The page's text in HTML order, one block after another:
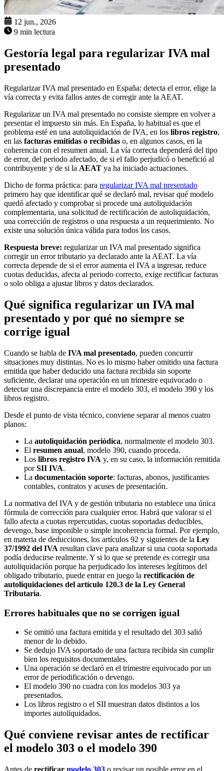
12 jun., 2026
9 min lectura
Gestoría legal para regularizar IVA mal
presentado
Regularizar IVA mal presentado en España: detecta el error, elige la
vía correcta y evita fallos antes de corregir ante la AEAT.
Regularizar un IVA mal presentado no consiste siempre en volver a
presentar el impuesto sin más. En España, lo habitual es que el
problema esté en una autoliquidación de IVA, en los libros registro,
en las facturas emitidas o recibidas o, en algunos casos, en la
coherencia con el resumen anual. La vía correcta dependerá del tipo
de error, del periodo afectado, de si el fallo perjudicó o benefició al
contribuyente y de si la AEAT ya ha iniciado actuaciones.
Dicho de forma práctica: para regularizar IVA mal presentado
primero hay que identificar qué se declaró mal, revisar qué modelo
quedó afectado y comprobar si procede una autoliquidación
complementaria, una solicitud de rectificación de autoliquidación,
una corrección de registros o una respuesta a un requerimiento. No
existe una solución única válida para todos los casos.
Respuesta breve: regularizar un IVA mal presentado significa
corregir un error tributario ya declarado ante la AEAT. La vía
correcta depende de si el error aumenta el IVA a ingresar, reduce
cuotas deducidas, afecta al periodo correcto, exige rectificar facturas
o solo obliga a ajustar libros y datos declarados.
Qué significa regularizar un IVA mal
presentado y por qué no siempre se
corrige igual
Cuando se habla de IVA mal presentado, pueden concurrir
situaciones muy distintas. No es lo mismo haber omitido una factura
emitida que haber deducido una factura recibida sin soporte
suficiente, declarar una operación en un trimestre equivocado o
detectar una discrepancia entre el modelo 303, el modelo 390 y los
libros registro.
Desde el punto de vista técnico, conviene separar al menos cuatro
planos:
La autoliquidación periódica, normalmente el modelo 303.
El resumen anual, modelo 390, cuando proceda.
Los libros registro IVA y, en su caso, la información remitida
porSII IVA.
La documentación soporte: facturas, abonos, justificantes
contables, contratos y acuses de presentación.
La normativa del IVA y de gestión tributaria no establece una única
fórmula de corrección para cualquier error. Habrá que valorar si el
fallo afecta a cuotas repercutidas, cuotas soportadas deducibles,
devengo, base imponible o simple incoherencia formal. Por ejemplo,
en materia de deducciones, los artículos 92 y siguientes de la Ley
37/1992 del IVA resultan clave para analizar si una cuota soportada
podía deducirse realmente. Y si lo que se pretende es corregir una
autoliquidación porque ha perjudicado los intereses legítimos del
obligado tributario, puede entrar en juego la rectificación de
autoliquidaciones del artículo 120.3 de la Ley General
Tributaria.
Errores habituales que no se corrigen igual
Se omitió una factura emitida y el resultado del 303 salió
menor de lo debido.
Se dedujo IVA soportado de una factura recibida sin cumplir
bien los requisitos documentales.
Una operación se declaró en el trimestre equivocado por un
error de periodificación o devengo.
El modelo 390 no cuadra con los modelos 303 ya
presentados.
Los libros registro o el SII muestran datos distintos a los
importes autoliquidados.
Qué conviene revisar antes de rectificar
el modelo 303 o el modelo 390